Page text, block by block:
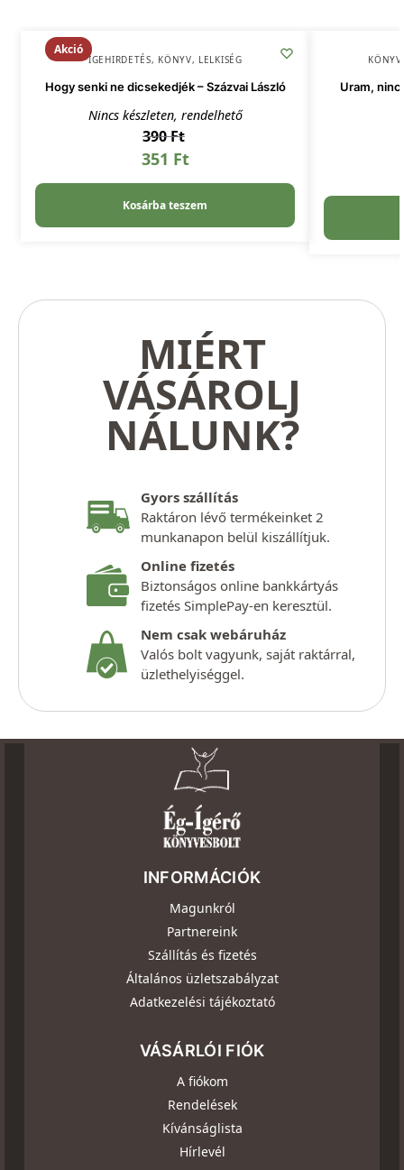
Akció
IGEHIRDETÉS, KÖNYV, LELKISÉG
Hogy senki ne dicsekedjék – Százvai László
Nincs készleten, rendelhető
390Ft
351 Ft
Kosárba teszem
KÖNYV
Uram,
MIÉRT
VÁSÁROLJ
NÁLUNK?
Gyors szállítás
Raktáron lévő termékeinket 2
munkanapon belül kiszállítjuk.
Online fizetés
Biztonságos online bankkártyás
fizetés SimplePay-en keresztül.
Nem csak webáruház
Valós bolt vagyunk, saját raktárral,
üzlethelyiséggel.
INFORMÁCIÓK
Magunkról
Partnereink
Szállítás és fizetés
Általános üzletszabályzat
Adatkezelési tájékoztató
VÁSÁRLÓI FIÓK
A fiókom
Rendelések
Kívánságlista
Hírlevél